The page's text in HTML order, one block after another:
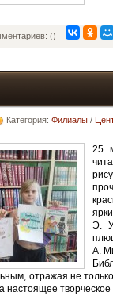
()
Категория:Филиалы /
25
Э.
А.
отражая не
настоящее